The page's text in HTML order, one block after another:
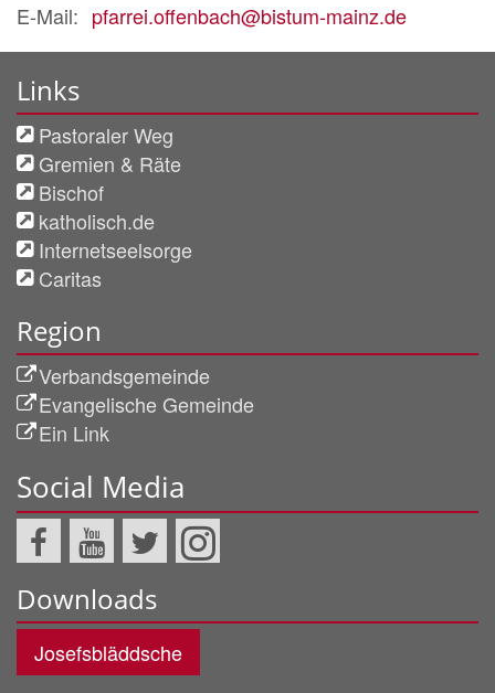
E-Mail: pfarrei.offenbach@bistum-mainz.de
Links
Pastoraler Weg
Gremien & Räte
Bischof
katholisch.de
Internetseelsorge
Caritas
Region
Verbandsgemeinde
Evangelische Gemeinde
Ein Link
Social Media
Downloads
Josefsbläddsche